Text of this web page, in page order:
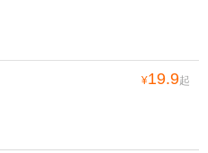
¥19.9起